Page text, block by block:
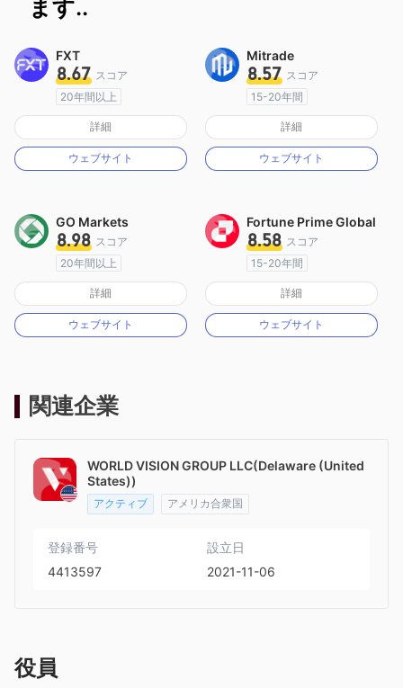
ます..
FXT
8.67 スコア
20年間以上
オーストラリア規制
マーケットメイキングライセンス（MM）
MT4フルライセンス
詳細
ウェブサイト
Mitrade
8.57 スコア
15-20年間
オーストラリア規制
マーケットメイキングライセンス（MM）
自社開発
詳細
ウェブサイト
GO Markets
8.98 スコア
20年間以上
オーストラリア規制
マーケットメイキングライセンス（MM）
cTrader
詳細
ウェブサイト
Fortune Prime Global
8.58 スコア
15-20年間
オーストラリア規制
マーケットメイキングライセンス（MM）
MT4フルライセンス
詳細
ウェブサイト
関連企業
WORLD VISION GROUP LLC(Delaware (United
States))
アクティブ アメリカ合衆国
登録番号
4413597
設立日
2021-11-06
役員